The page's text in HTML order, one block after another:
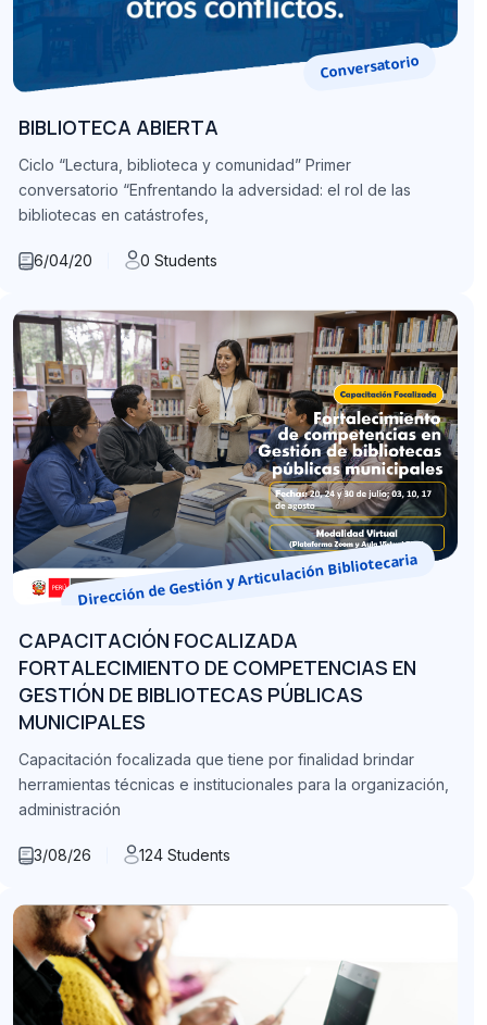
Conversatorio
BIBLIOTECA ABIERTA
Ciclo “Lectura, biblioteca y comunidad” Primer
conversatorio “Enfrentando la adversidad: el rol de las
bibliotecas en catástrofes,
6/04/20 0 Students
Dirección de Gestión y Articulación Bibliotecaria
CAPACITACIÓN FOCALIZADA
FORTALECIMIENTO DE COMPETENCIAS EN
GESTIÓN DE BIBLIOTECAS PÚBLICAS
MUNICIPALES
Capacitación focalizada que tiene por finalidad brindar
herramientas técnicas e institucionales para la organización,
administración
3/08/26 124 Students